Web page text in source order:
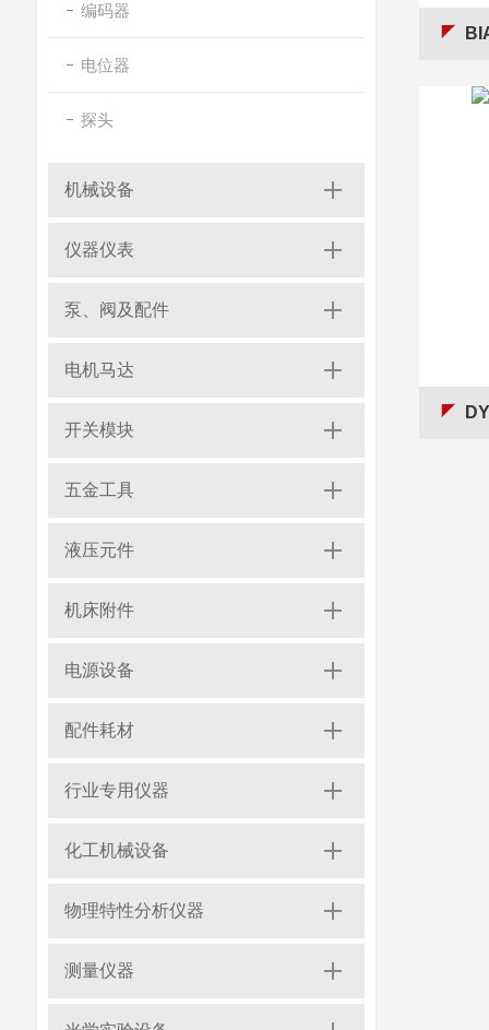
编码器
电位器
探头
机械设备
仪器仪表
泵、阀及配件
电机马达
开关模块
五金工具
液压元件
机床附件
电源设备
配件耗材
行业专用仪器
化工机械设备
物理特性分析仪器
测量仪器